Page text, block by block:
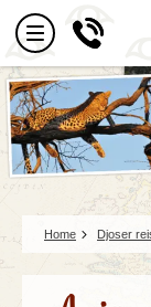
Home Djoser